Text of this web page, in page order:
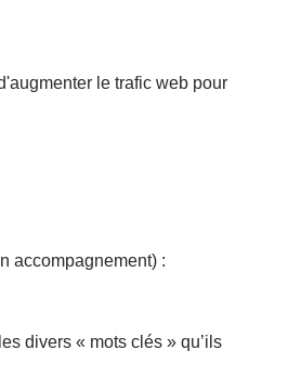
le trafic web pour
accompagnement) :
divers « mots clés » qu’ils